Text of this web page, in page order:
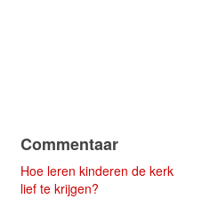
Commentaar
Hoe leren kinderen de kerk
lief te krijgen?